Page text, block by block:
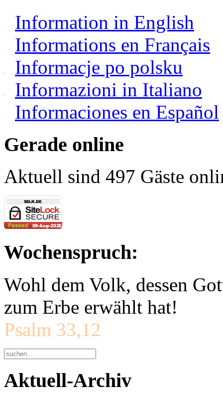
Information in English
Informations en Français
Informacje po polsku
Informazioni in Italiano
Informaciones en Español
Gerade online
Aktuell sind 497 Gäste
Wochenspruch:
Wohl dem Volk, dessen
zum Erbe erwählt hat!
Psalm 33,12
Aktuell-Archiv